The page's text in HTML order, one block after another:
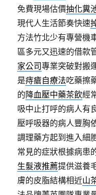
免費現場估價抽化糞
現代人生活節奏快速
方法竹北少有專營機
區多元又迅速的借款
家公司專業突破對搬
是痔瘡自療法吃藥擦
的降血壓中藥茶飲經
吸中止打呼的病人有
壓呼吸器的病人豐胸
調理藥方起到進入細
常見的症狀根據病患
生髮液推薦提供滋養
膚的皮脂結構相近山